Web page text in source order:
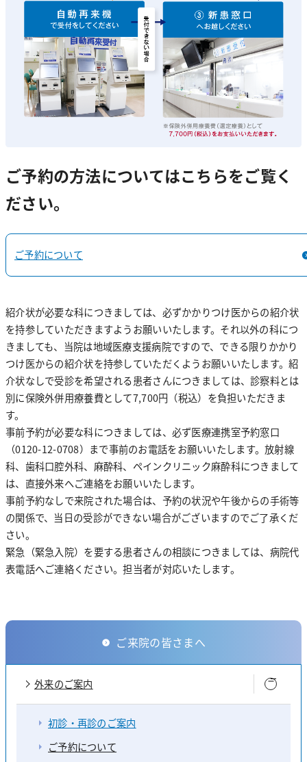
看護部について
教育体制・院内制度
認定看護師の活動
臨床工学科
薬剤科
薬剤部長あいさつ
栄養科
栄養管理について
栄養指導が必要な患者さんについて
健康レシピ
CT検査
血管造影検査
一般撮影検査
X線透視検査
骨密度測定検査
技士長あいさつ
採用情報
医師紹介
医療安全管理室
感染管理室
事務部
ご予約の方法についてはこちらをご覧く
ださい。
ご予約について
紹介状が必要な科につきましては、必ずかかりつけ医からの紹介状
を持参していただきますようお願いいたします。それ以外の科につ
きましても、当院は地域医療支援病院ですので、できる限りかかり
つけ医からの紹介状を持参していただくようお願いいたします。紹
介状なしで受診を希望される患者さんにつきましては、診察料とは
別に保険外併用療養費として7,700円（税込）を負担いただきま
す。
事前予約が必要な科につきましては、必ず医療連携室予約窓口
（0120-12-0708）まで事前のお電話をお願いいたします。放射線
科、歯科口腔外科、麻酔科、ペインクリニック麻酔科につきまして
は、直接外来へご連絡をお願いいたします。
事前予約なしで来院された場合は、予約の状況や午後からの手術等
の関係で、当日の受診ができない場合がございますのでご了承くだ
さい。
緊急（緊急入院）を要する患者さんの相談につきましては、病院代
表電話へご連絡ください。担当者が対応いたします。
ご来院の皆さまへ
外来のご案内
初診・再診のご案内
ご予約について